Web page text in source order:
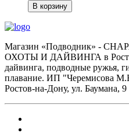
В корзину
Магазин «Подводник» -
ОХОТЫ И ДАЙВИНГА в
дайвинга, подводные ружья,
плавание. ИП "Черемисова
Ростов-на-Дону, ул. Баумана, 9